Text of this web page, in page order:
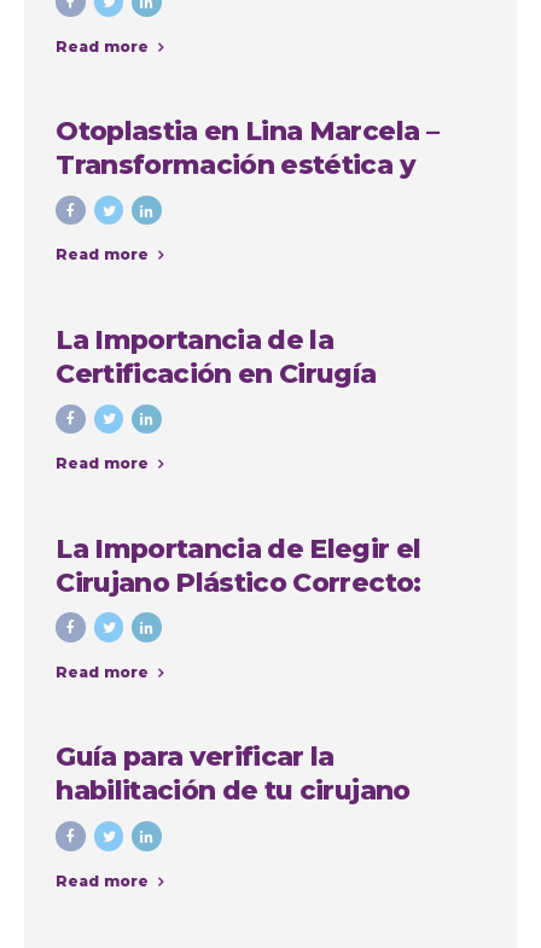
Read more
Otoplastia en Lina Marcela –
Transformación estética y
emocional con Colombia
Plastic
Read more
La Importancia de la
Certificación en Cirugía
Plástica: Consejos y Casos de
Éxito en Colombia
Read more
La Importancia de Elegir el
Cirujano Plástico Correcto:
Caso de Sindy Jhovana
Read more
Guía para verificar la
habilitación de tu cirujano
plástico en Antioquia
Read more